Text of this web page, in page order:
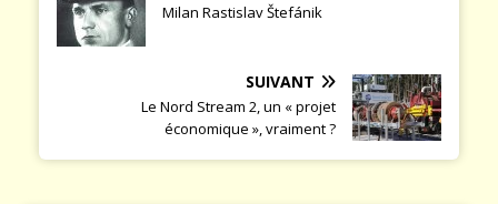
Milan Rastislav Štefánik
SUIVANT
Le Nord Stream 2, un « projet
économique », vraiment ?